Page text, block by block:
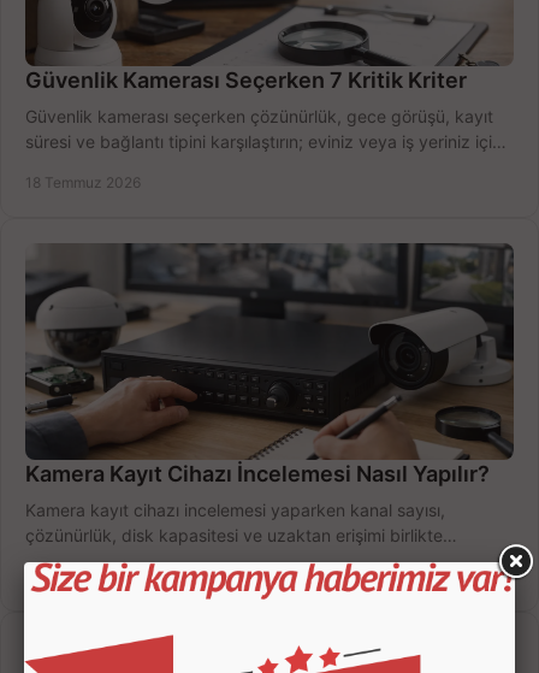
Güvenlik Kamerası Seçerken 7 Kritik Kriter
Güvenlik kamerası seçerken çözünürlük, gece görüşü, kayıt
süresi ve bağlantı tipini karşılaştırın; eviniz veya iş yeriniz için
18 Temmuz 2026
Kamera Kayıt Cihazı İncelemesi Nasıl Yapılır?
Kamera kayıt cihazı incelemesi yaparken kanal sayısı,
çözünürlük, disk kapasitesi ve uzaktan erişimi birlikte
değerlendirin; bütçenizi doğru yönetin.
16 Temmuz 2026